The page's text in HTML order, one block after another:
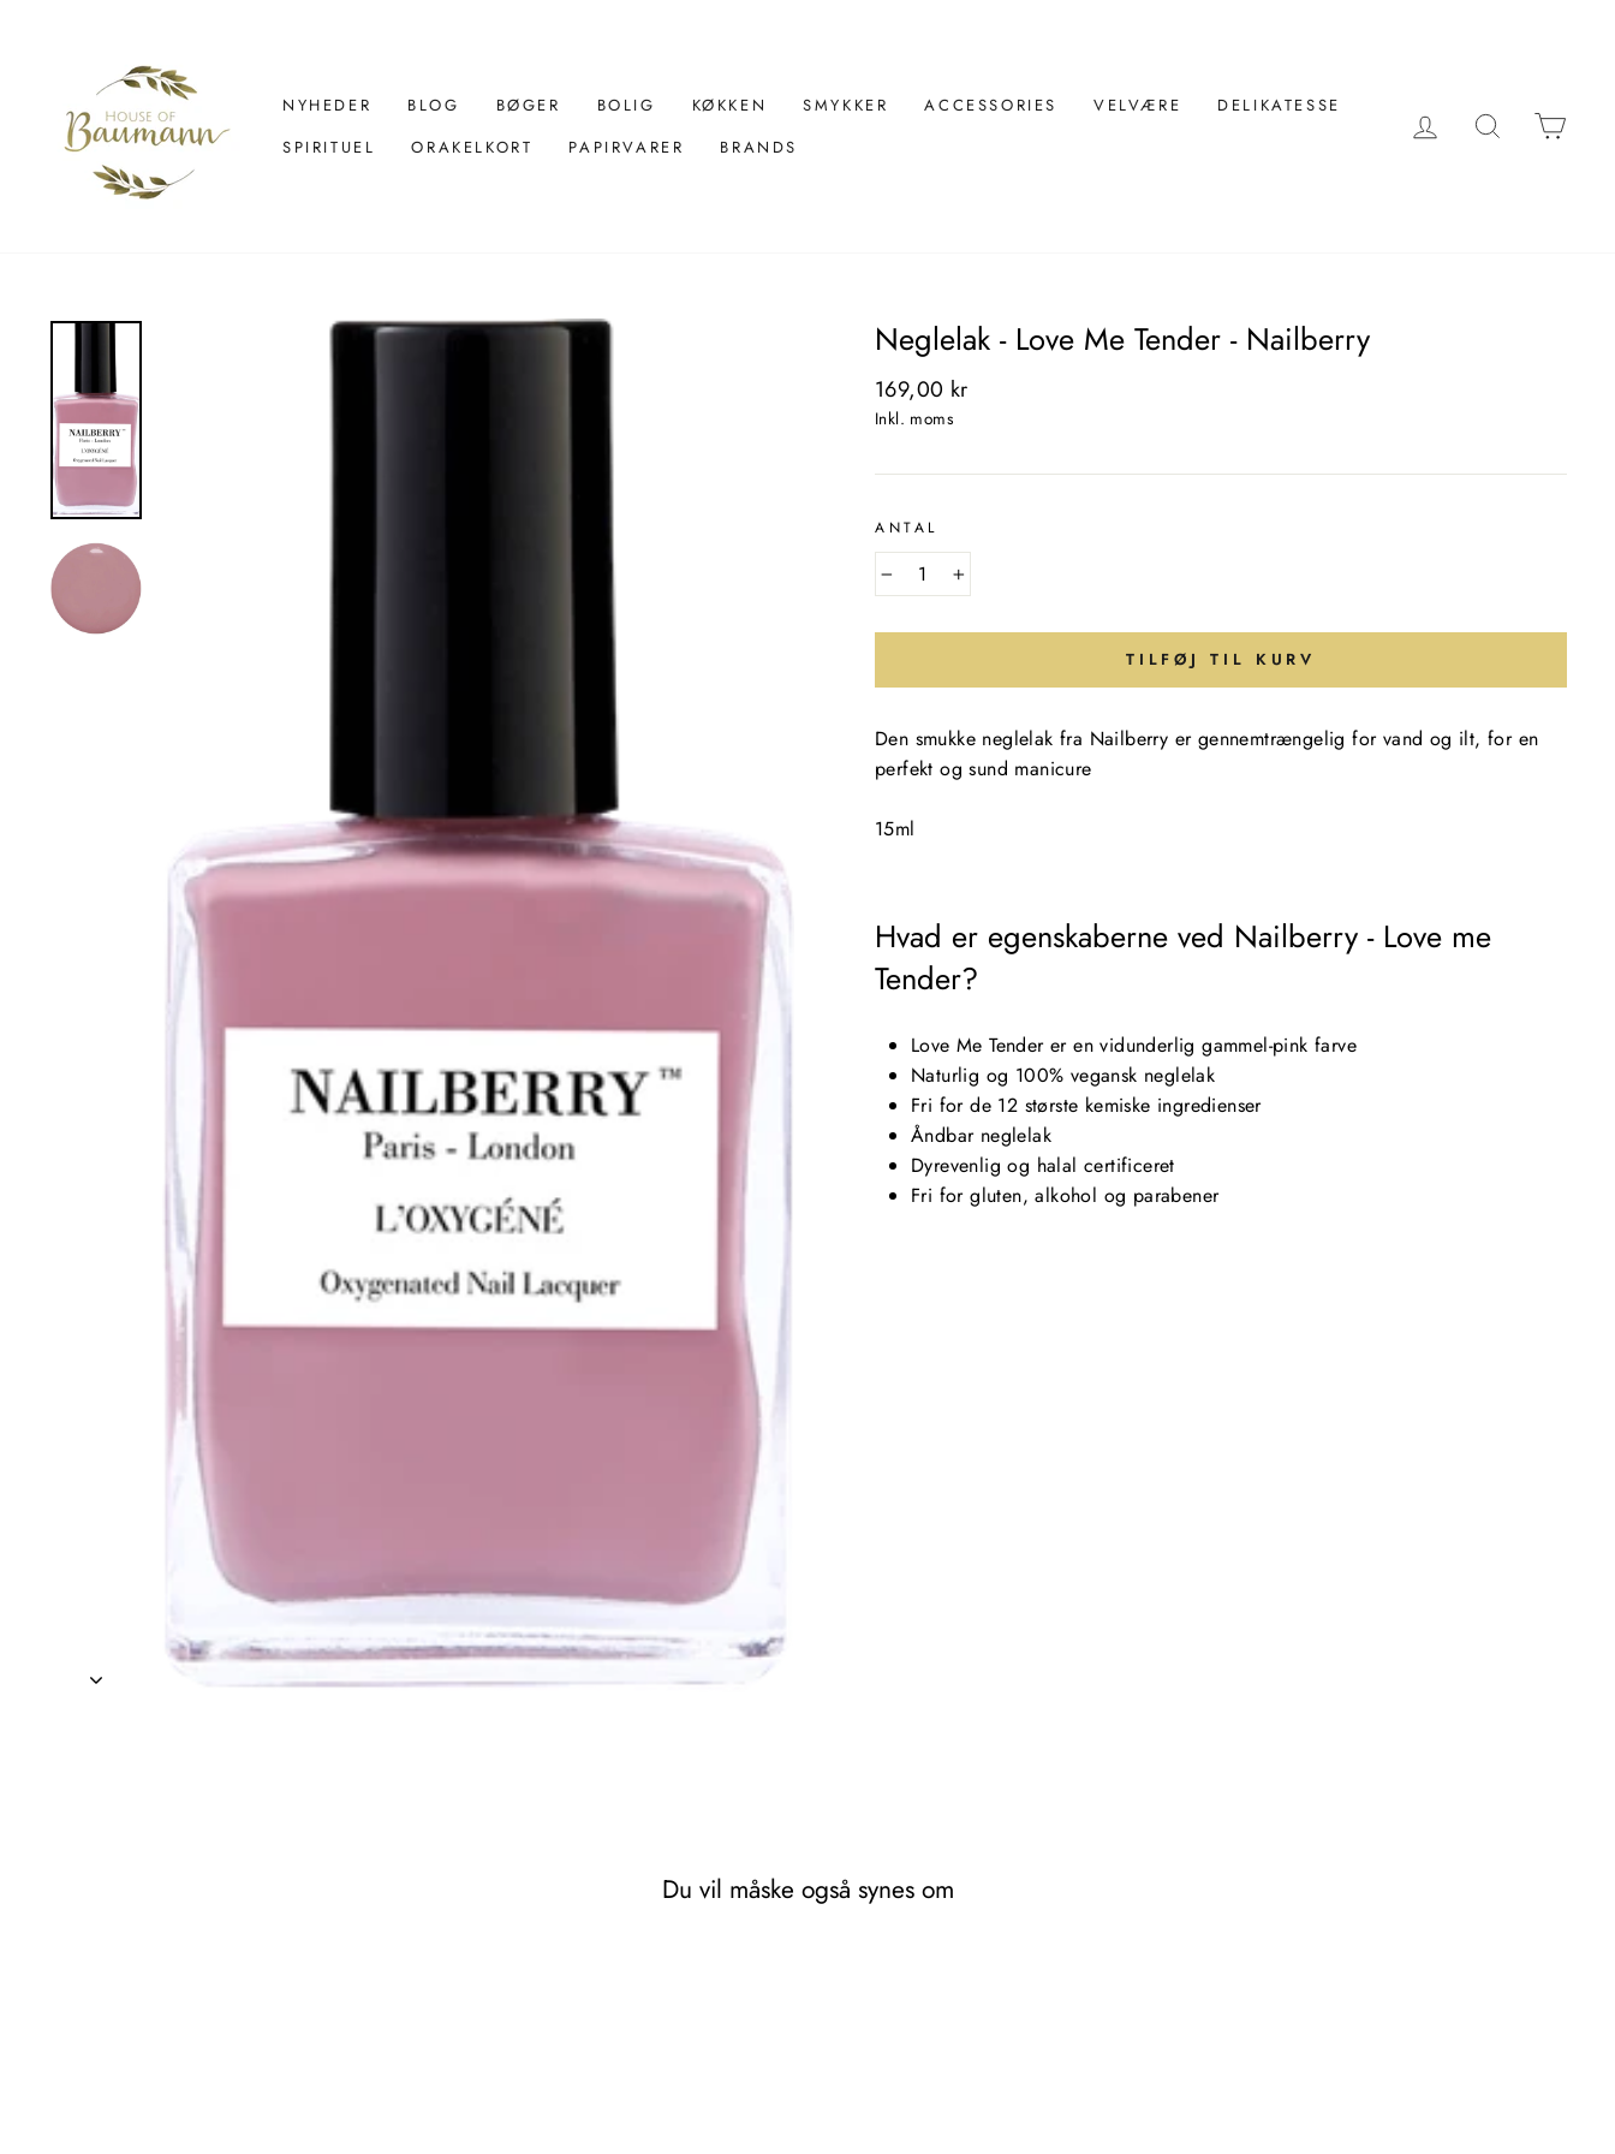
NYHEDER BLOG BØGER BOLIG KØKKEN SMYKKER ACCESSORIES VELVÆRE
DELIKATESSE
SPIRITUEL
ORAKELKORT PAPIRVARER BRANDS
LOG INDSØG
Neglelak - Love Me Tender - Nailberry
Normal
pris
169,00 kr
Inkl. moms
ANTAL
− +
TILFØJ TIL KURV
Den smukke neglelak fra Nailberry er gennemtrængelig for vand og ilt, for en
perfekt og sund manicure
15ml
Hvad er egenskaberne ved Nailberry - Love me
Tender?
Love Me Tender er en vidunderlig gammel-pink farve
Naturlig og 100% vegansk neglelak
Fri for de 12 største kemiske ingredienser
Åndbar neglelak
Dyrevenlig og halal certificeret
Fri for gluten, alkohol og parabener
Du vil måske også synes om